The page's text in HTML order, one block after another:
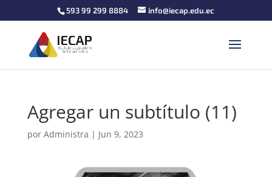
593 99 299 8884 info@iecap.edu.ec
Agregar un subtítulo (11)
por Administra | Jun 9, 2023